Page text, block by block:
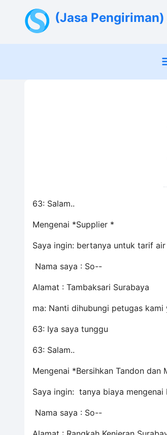
(Jasa
63: Salam..
Mengenai *Supplier *
Saya ingin: bertanya untuk tarif
Nama saya : So--
Alamat : Tambaksari Surabaya
ma: Nanti dihubungi petugas kami
63: Iya saya tunggu
63: Salam..
Mengenai *Bersihkan Tandon dan
Saya ingin: tanya biaya
Nama saya : So--